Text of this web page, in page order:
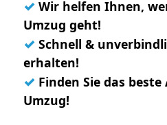
✓ Wir helfen Ihnen,
Umzug geht!
✓ Schnell &
erhalten!
✓ Finden Sie das
Umzug!